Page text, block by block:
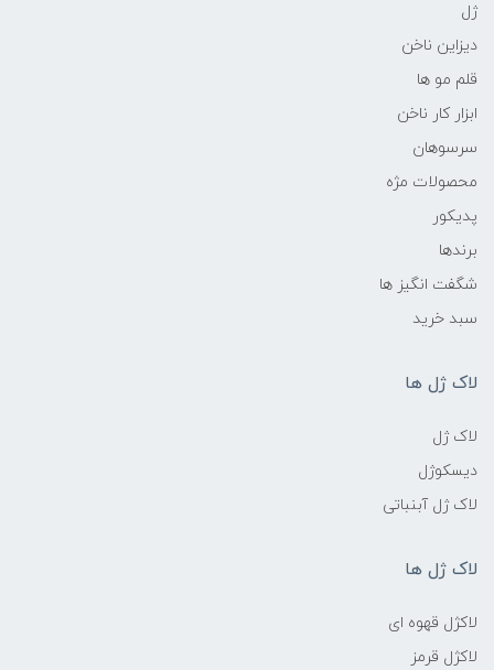
ژل
دیزاین ناخن
قلم مو ها
ابزار کار ناخن
سرسوهان
محصولات مژه
پدیکور
برندها
شگفت انگیز ها
سبد خرید
لاک ژل ها
لاک ژل
دیسکوژل
لاک ژل آبنباتی
لاک ژل ها
لاکژل قهوه ای
لاکژل قرمز